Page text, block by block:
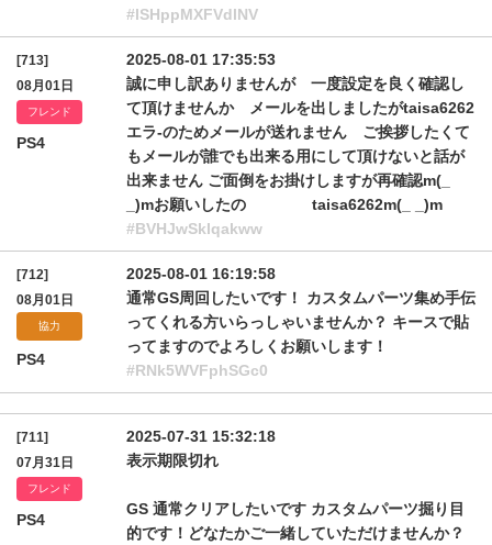
#lSHppMXFVdlNV
[713]
08月01日
フレンド
PS4
2025-08-01 17:35:53
誠に申し訳ありませんが 一度設定を良く確認し
て頂けませんか メールを出しましたがtaisa6262
エラ-のためメールが送れません ご挨拶したくて
もメールが誰でも出来る用にして頂けないと話が
出来ません ご面倒をお掛けしますが再確認m(_
_)mお願いしたの taisa6262m(_ _)m
#BVHJwSklqakww
[712]
08月01日
協力
PS4
2025-08-01 16:19:58
通常GS周回したいです！ カスタムパーツ集め手伝
ってくれる方いらっしゃいませんか？ キースで貼
ってますのでよろしくお願いします！
#RNk5WVFphSGc0
[711]
07月31日
フレンド
PS4
2025-07-31 15:32:18
表示期限切れ
GS 通常クリアしたいです カスタムパーツ掘り目
的です！どなたかご一緒していただけませんか？